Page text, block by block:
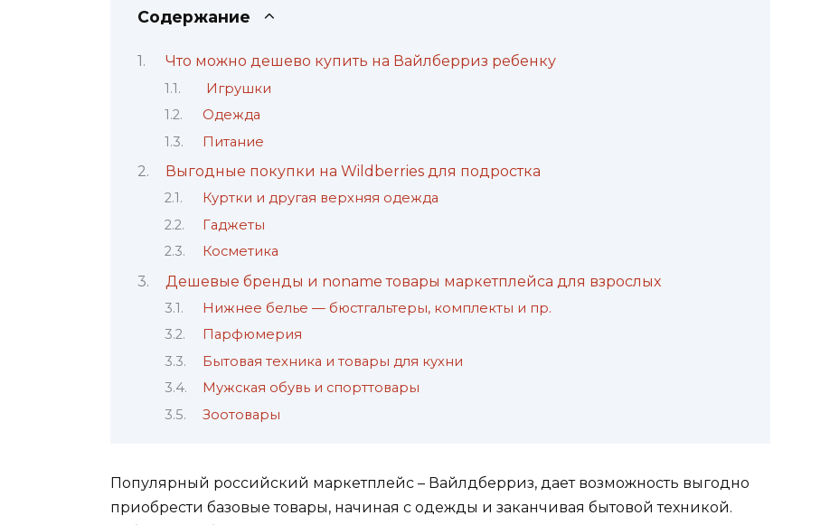
Содержание
Что можно дешево купить на Вайлберриз ребенку
Игрушки
Одежда
Питание
Выгодные покупки на Wildberries для подростка
Куртки и другая верхняя одежда
Гаджеты
Косметика
Дешевые бренды и noname товары маркетплейса для взрослых
Нижнее белье — бюстгальтеры, комплекты и пр.
Парфюмерия
Бытовая техника и товары для кухни
Мужская обувь и спорттовары
Зоотовары
Популярный российский маркетплейс – Вайлдберриз, дает возможность выгодно
приобрести базовые товары, начиная с одежды и заканчивая бытовой техникой.